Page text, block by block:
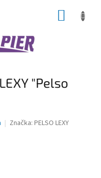
"Pelso
Značka: PELSO LEXY